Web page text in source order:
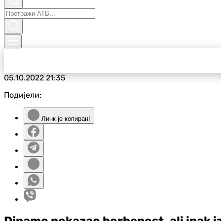
05.10.202221:35
Подијели:
Линк је копиран!